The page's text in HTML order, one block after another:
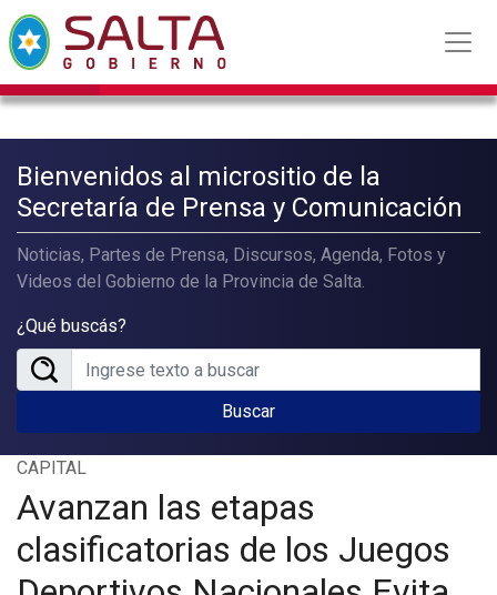
Bienvenidos al micrositio de la
Secretaría de Prensa y Comunicación
Noticias, Partes de Prensa, Discursos, Agenda, Fotos y
Videos del Gobierno de la Provincia de Salta.
¿Qué buscás?
Buscar
CAPITAL
Avanzan las etapas
clasificatorias de los Juegos